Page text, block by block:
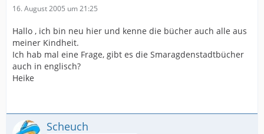
16. August 2005 um 21:25
Hallo , ich bin neu hier und kenne die bücher auch alle aus
meiner Kindheit.
Ich hab mal eine Frage, gibt es die Smaragdenstadtbücher
auch in englisch?
Heike
Scheuch